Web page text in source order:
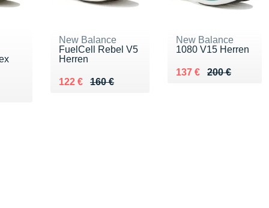
New Balance
FuelCell Rebel V5
Herren
160 €
Au lieu de 160 €
122 €
Vendu 122 €
New Balance
1080 V15 Herren
200 €
Au lieu de 200 €
137 €
Vendu 137 €